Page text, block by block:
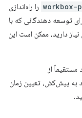
workbox- را راه‌اندازی
توسعه دهندگانی که با
دارید، ممکن است این
از
به پیش‌کش، تعیین زمان